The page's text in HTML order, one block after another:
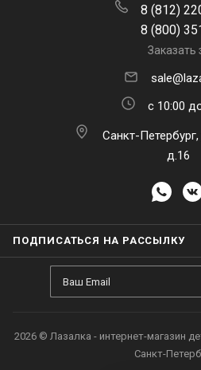
8 (812)
8 (800)
Заказать
с 10:00
Санкт-
д.16
ПОДПИСАТЬСЯ НА РАССЫЛКУ
2026 © Лазалка - интернет-магазин
Санкт-